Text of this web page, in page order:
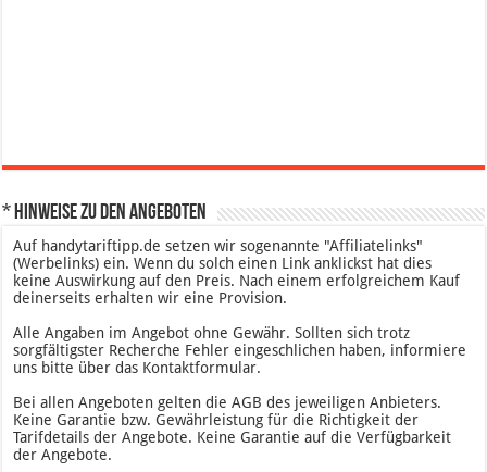
* Hinweise zu den Angeboten
Auf handytariftipp.de setzen wir sogenannte "Affiliatelinks"
(Werbelinks) ein. Wenn du solch einen Link anklickst hat dies
keine Auswirkung auf den Preis. Nach einem erfolgreichem Kauf
deinerseits erhalten wir eine Provision.
Alle Angaben im Angebot ohne Gewähr. Sollten sich trotz
sorgfältigster Recherche Fehler eingeschlichen haben, informiere
uns bitte über das Kontaktformular.
Bei allen Angeboten gelten die AGB des jeweiligen Anbieters.
Keine Garantie bzw. Gewährleistung für die Richtigkeit der
Tarifdetails der Angebote. Keine Garantie auf die Verfügbarkeit
der Angebote.